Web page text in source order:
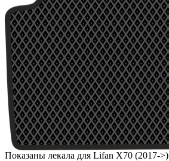
Показаны лекала для Lifan X70 (2017->)